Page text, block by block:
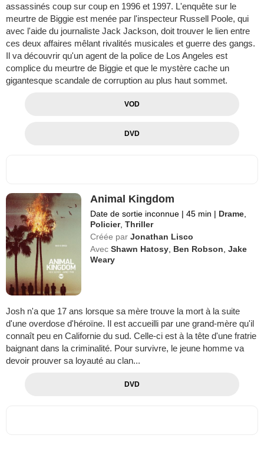
assassinés coup sur coup en 1996 et 1997. L'enquête sur le
meurtre de Biggie est menée par l'inspecteur Russell Poole, qui
avec l'aide du journaliste Jack Jackson, doit trouver le lien entre
ces deux affaires mêlant rivalités musicales et guerre des gangs.
Il va découvrir qu'un agent de la police de Los Angeles est
complice du meurtre de Biggie et que le mystère cache un
gigantesque scandale de corruption au plus haut sommet.
VOD
DVD
Animal Kingdom
Date de sortie inconnue | 45 min | Drame
Policier,Thriller
Créée par Jonathan Lisco
Avec Shawn Hatosy Ben Robson ,Jake
Weary
Josh n'a que 17 ans lorsque sa mère trouve la mort à la suite
d'une overdose d'héroïne. Il est accueilli par une grand-mère qu'il
connaît peu en Californie du sud. Celle-ci est à la tête d'une fratrie
baignant dans la criminalité. Pour survivre, le jeune homme va
devoir prouver sa loyauté au clan...
DVD